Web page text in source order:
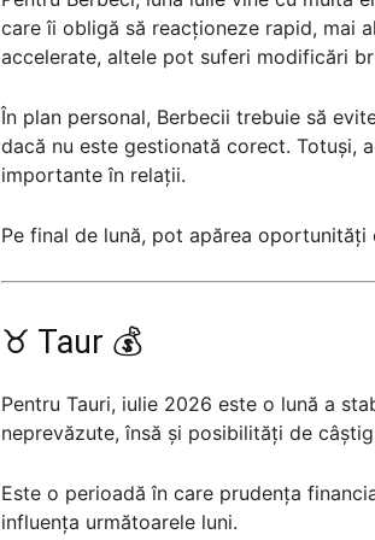
care îi obligă să reacționeze rapid, mai
accelerate, altele pot suferi modificări
În plan personal, Berbecii trebuie să
dacă nu este gestionată corect. Totuși,
importante în relații.
Pe final de lună, pot apărea
♉ Taur 💰
Pentru Tauri, iulie 2026 este o lună a
neprevăzute, însă și posibilități de
Este o perioadă în care prudența
influența următoarele luni.